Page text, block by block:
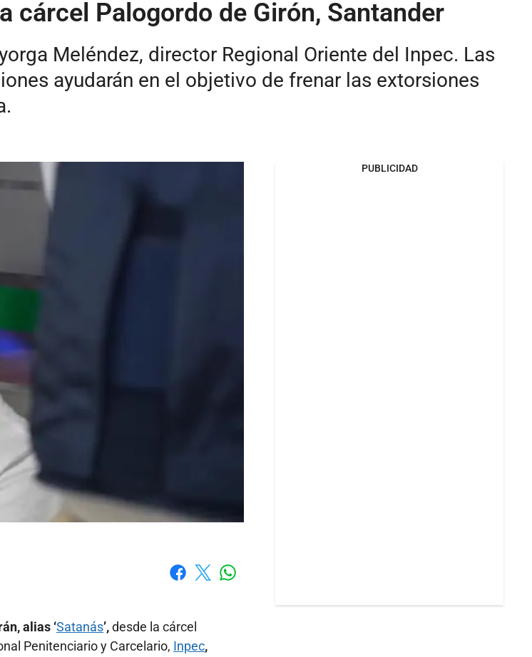
cárcel Palogordo de Girón, Santander
Meléndez, director Regional Oriente del Inpec. Las
ayudarán en el objetivo de frenar las extorsiones
alias ‘Satanás’,desde la cárcel
Penitenciario y Carcelario, Inpec,
PUBLICIDAD